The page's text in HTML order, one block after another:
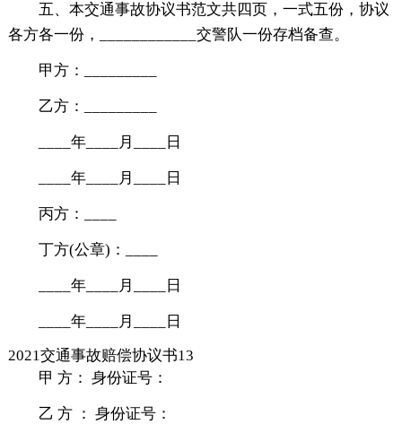
五、本交通事故协议书范文共四页，一式五份，协议
各方各一份，____________交警队一份存档备查。
甲方：_________
乙方：_________
____年____月____日
____年____月____日
丙方：____
丁方(公章)：____
____年____月____日
____年____月____日
2021交通事故赔偿协议书13
甲 方： 身份证号：
乙 方 ： 身份证号：